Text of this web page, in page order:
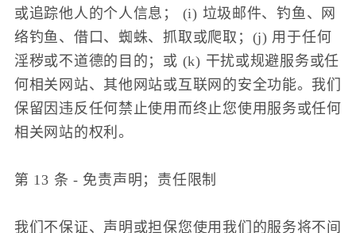
或追踪他人的个人信息； (i) 垃圾邮件、钓鱼、网
络钓鱼、借口、蜘蛛、抓取或爬取；(j) 用于任何
淫秽或不道德的目的；或 (k) 干扰或规避服务或任
何相关网站、其他网站或互联网的安全功能。我们
保留因违反任何禁止使用而终止您使用服务或任何
相关网站的权利。
第 13 条 - 免责声明；责任限制
我们不保证、声明或担保您使用我们的服务将不间